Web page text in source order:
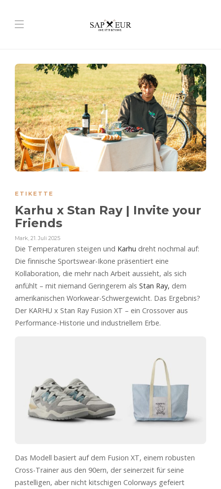
ETIKETTE
Karhu x Stan Ray | Invite your
Friends
Mark, 21. Juli 2025
Die Temperaturen steigen und Karhu dreht nochmal auf:
Die finnische Sportswear-Ikone präsentiert eine
Kollaboration, die mehr nach Arbeit aussieht, als sich
anfühlt – mit niemand Geringerem als Stan Ray, dem
amerikanischen Workwear-Schwergewicht. Das Ergebnis?
Der KARHU x Stan Ray Fusion XT – ein Crossover aus
Performance-Historie und industriellem Erbe.
Das Modell basiert auf dem Fusion XT, einem robusten
Cross-Trainer aus den 90ern, der seinerzeit für seine
pastelligen, aber nicht kitschigen Colorways gefeiert